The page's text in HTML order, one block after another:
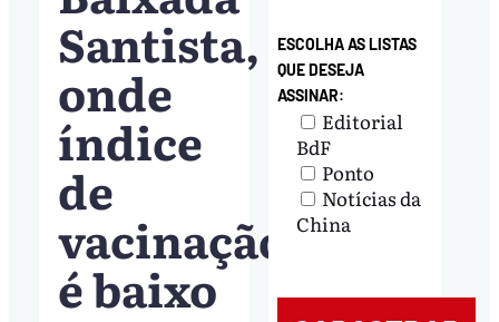
Santista,
onde
índice
de
vacinação
é baixo
ESCOLHA AS LISTAS
QUE DESEJA
ASSINAR:
Editorial
BdF
Ponto
Notícias da
China